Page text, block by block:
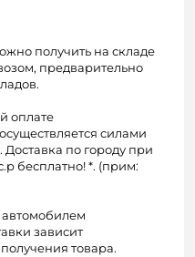
получить на складе
предварительно
оплате
силами
Доставка по городу при
бесплатно! *. (прим:
автомобилем
зависит
товара.